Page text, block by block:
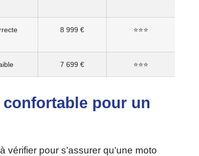
8 999 € ⭐⭐⭐
7 699 € ⭐⭐⭐
pour un
pour s’assurer qu’une moto